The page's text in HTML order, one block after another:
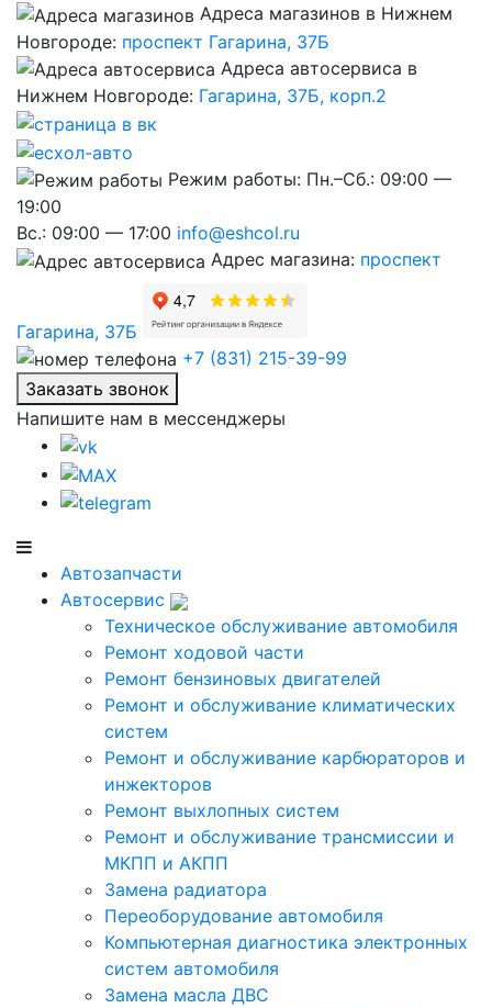
Адреса магазинов в Нижнем
Новгороде: проспект Гагарина, 37Б
Адреса автосервиса в
Нижнем Новгороде: Гагарина, 37Б, корп.2
Режим работы: Пн.–Сб.: 09:00 —
19:00
Вс.: 09:00 — 17:00 info@eshcol.ru
Адрес магазина: проспект
Гагарина, 37Б
+7 (831) 215-39-99
Заказать звонок
Напишите нам в мессенджеры
Автозапчасти
Автосервис
Техническое обслуживание автомобиля
Ремонт ходовой части
Ремонт бензиновых двигателей
Ремонт и обслуживание климатических
систем
Ремонт и обслуживание карбюраторов и
инжекторов
Ремонт выхлопных систем
Ремонт и обслуживание трансмиссии и
МКПП и АКПП
Замена радиатора
Переоборудование автомобиля
Компьютерная диагностика электронных
систем автомобиля
Замена масла ДВС